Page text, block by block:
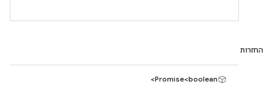
החזרות
Promise<boolean>